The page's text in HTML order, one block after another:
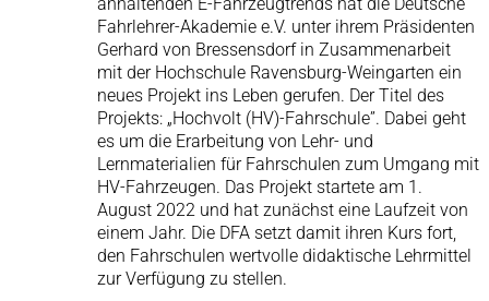
Fahrlehrer-Akademie e.V. unter ihrem Präsidenten
Gerhard von Bressensdorf in Zusammenarbeit
mit der Hochschule Ravensburg-Weingarten ein
neues Projekt ins Leben gerufen. Der Titel des
Projekts: „Hochvolt (HV)-Fahrschule”. Dabei geht
es um die Erarbeitung von Lehr- und
Lernmaterialien für Fahrschulen zum Umgang mit
HV-Fahrzeugen. Das Projekt startete am 1.
August 2022 und hat zunächst eine Laufzeit von
einem Jahr. Die DFA setzt damit ihren Kurs fort,
den Fahrschulen wertvolle didaktische Lehrmittel
zur Verfügung zu stellen.